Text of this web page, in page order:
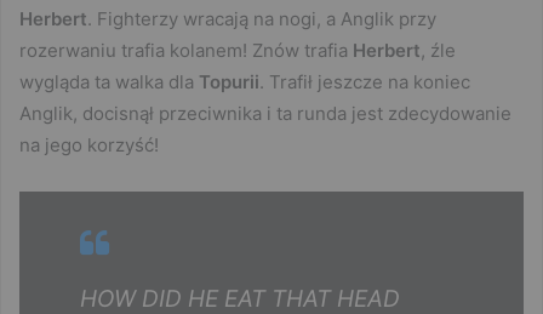
Herbert. Fighterzy wracają na nogi, a Anglik przy
rozerwaniu trafia kolanem! Znów trafia Herbert, źle
wygląda ta walka dla Topurii. Trafił jeszcze na koniec
Anglik, docisnął przeciwnika i ta runda jest zdecydowanie
na jego korzyść!
HOW DID HE EAT THAT HEAD